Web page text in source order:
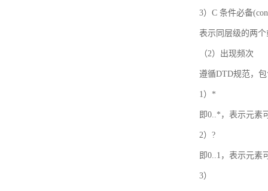
3）C 条件必备
表示同层级的两
（2）出现频次
遵循DTD规范，
1）*
即0..*，表示元素
2）?
即0..1，表示元素
3）